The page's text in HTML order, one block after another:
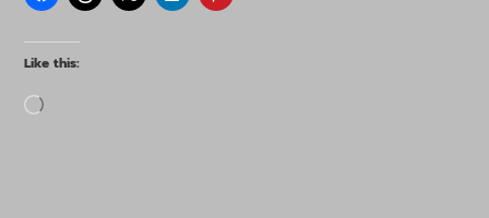
Like this:
Loading…